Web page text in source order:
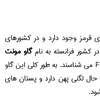
قرمز وجود دارد و در کشورهای
کشور فرانسته به نامگاو مونت
در کشور آلمان هم به نام Fleckvieh می شناسند. به طور کلی این گاو
لگنی پهن دارد و پستان های